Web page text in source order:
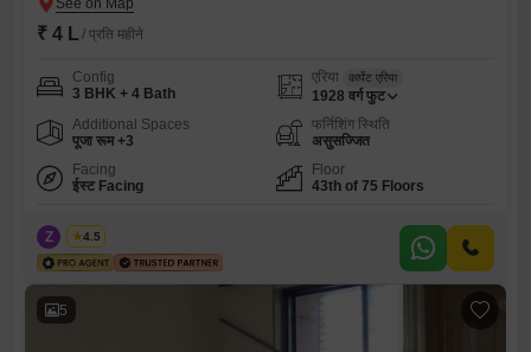
₹ 4 L / प्रति महीने
Config
3 BHK + 4 Bath
एरिया कार्पेट एरिया
1928 वर्ग फुट
Additional Spaces
पूजा रूम +3
फर्निशिंग स्थिति
असुसज्जित
Facing
ईस्ट Facing
Floor
43th of 75 Floors
Z Zeltro
4.5
5